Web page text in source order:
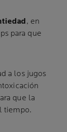
, en
para que
a los jugos
que la
tiempo.